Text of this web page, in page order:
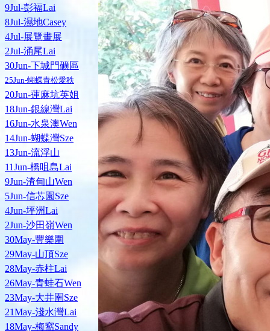
9Jul-彭福Lai
8Jul-濕地Casey
4Jul-展覽畫展
2Jul-涌尾Lai
30Jun-下城門礦區
25Jun-蝴蝶青松愛秩
20Jun-蓮麻坑英姐
18Jun-銀線灣Lai
16Jun-水泉澳Wen
14Jun-蝴蝶灣Sze
13Jun-流浮山
11Jun-橋咀島Lai
9Jun-渣甸山Wen
5Jun-信芯園Sze
4Jun-坪洲Lai
2Jun-沙田嶺Wen
30May-豐樂圍
29May-山頂Sze
28May-赤柱Lai
26May-青蛙石Wen
23May-大井圉Sze
21May-淺水灣Lai
18May-梅窩Sandy